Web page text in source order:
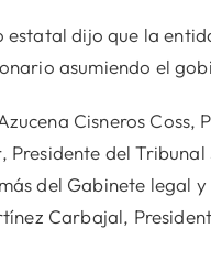
dijo que la
asumiendo el
Cisneros
Presidente del
del Gabinete legal
Carbajal,